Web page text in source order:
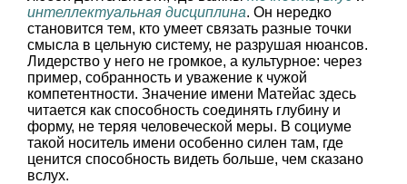
интеллектуальная дисциплина. Он нередко
становится тем, кто умеет связать разные точки
смысла в цельную систему, не разрушая нюансов.
Лидерство у него не громкое, а культурное: через
пример, собранность и уважение к чужой
компетентности. Значение имени Матейас здесь
читается как способность соединять глубину и
форму, не теряя человеческой меры. В социуме
такой носитель имени особенно силен там, где
ценится способность видеть больше, чем сказано
вслух.